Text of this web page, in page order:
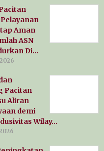
Aman
ASN
Di…
Pacitan
Aliran
demi
Wilay…